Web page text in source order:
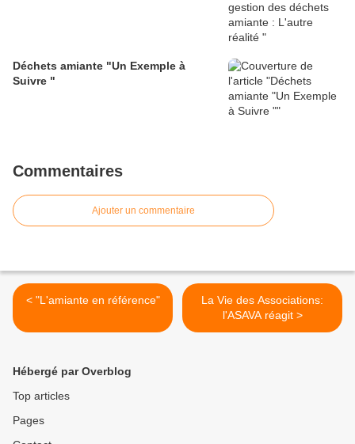
Déchets amiante "Un Exemple à
Suivre "
Commentaires
Ajouter un commentaire
< "L'amiante en référence"
La Vie des Associations:
l'ASAVA réagit >
Hébergé par Overblog
Top articles
Pages